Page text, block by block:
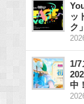
ッ
ク
1/
中！